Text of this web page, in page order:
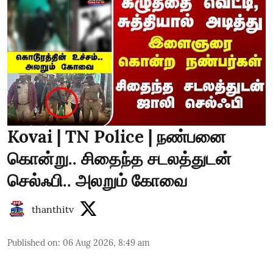
Kovai | TN Police | நண்பனை
கொன்று.. சிதைந்த சடலத்துடன்
செல்ஃபி.. அலறும் கோவை
thanthitv
Published on: 06 Aug 2026, 8:49 am